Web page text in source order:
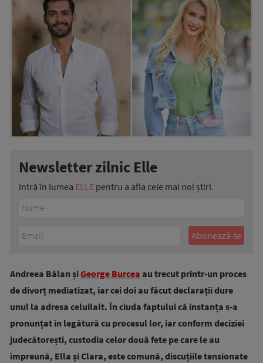
Newsletter zilnic Elle
Intră în lumea ELLE pentru a afla cele mai noi știri.
Andreea Bălan șiGeorge Burcea au trecut printr-un proces
de divorț mediatizat, iar cei doi au făcut declarații dure
unul la adresa celuilalt. În ciuda faptului că instanța s-a
pronunțat în legătură cu procesul lor, iar conform deciziei
judecătorești, custodia celor două fete pe care le au
împreună, Ella și Clara, este comună, discuțiile tensionate